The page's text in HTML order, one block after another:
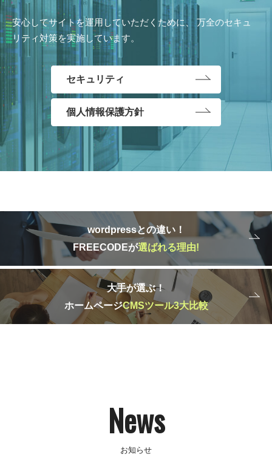
安心してサイトを運用していただくために、 万全のセキュ
リティ対策を実施しています。
セキュリティ
個人情報保護方針
wordpressとの違い！
FREECODEが選ばれる理由!
大手が選ぶ！
ホームページCMSツール3大比較
News